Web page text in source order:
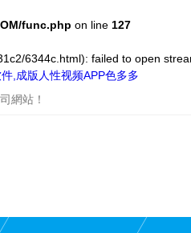
func.php on line 127
6344c.html): failed to open
,成版人性视频APP色多多
網站！